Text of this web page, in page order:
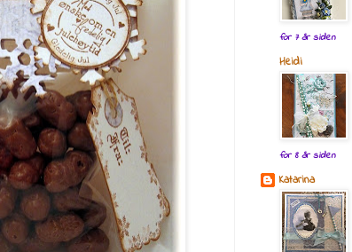
for 7 år siden
Heidi
for 8 år siden
Katarina